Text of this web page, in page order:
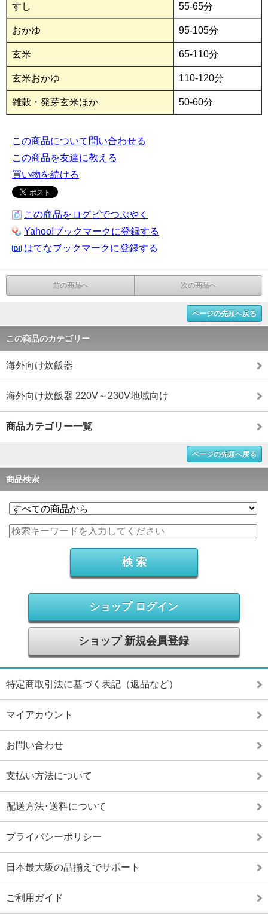
すし 55-65分
おかゆ 95-105分
玄米 65-110分
玄米おかゆ 110-120分
雑穀・発芽玄米ほか 50-60分
この商品について問い合わせる
この商品を友達に教える
買い物を続ける
この商品をログピでつぶやく
Yahoo!ブックマークに登録する
はてなブックマークに登録する
前の商品へ 次の商品へ
ページの先頭へ戻る
この商品のカテゴリー
海外向け炊飯器
海外向け炊飯器 220V～230V地域向け
商品カテゴリー一覧
ページの先頭へ戻る
商品検索
ショップ ログイン
ショップ 新規会員登録
特定商取引法に基づく表記（返品など）
マイアカウント
お問い合わせ
支払い方法について
配送方法･送料について
プライバシーポリシー
日本最大級の品揃えでサポート
ご利用ガイド